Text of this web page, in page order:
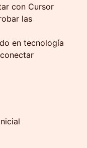
con Cursor
las
en tecnología